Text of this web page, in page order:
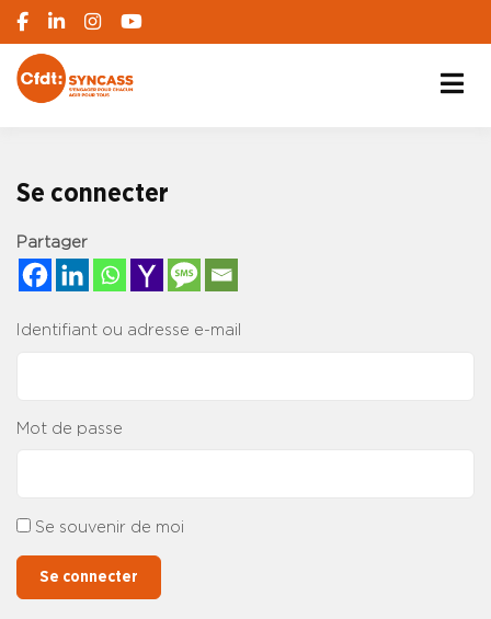
Se connecter
Partager
Identifiant ou adresse e-mail
Mot de passe
Se souvenir de moi
Se connecter